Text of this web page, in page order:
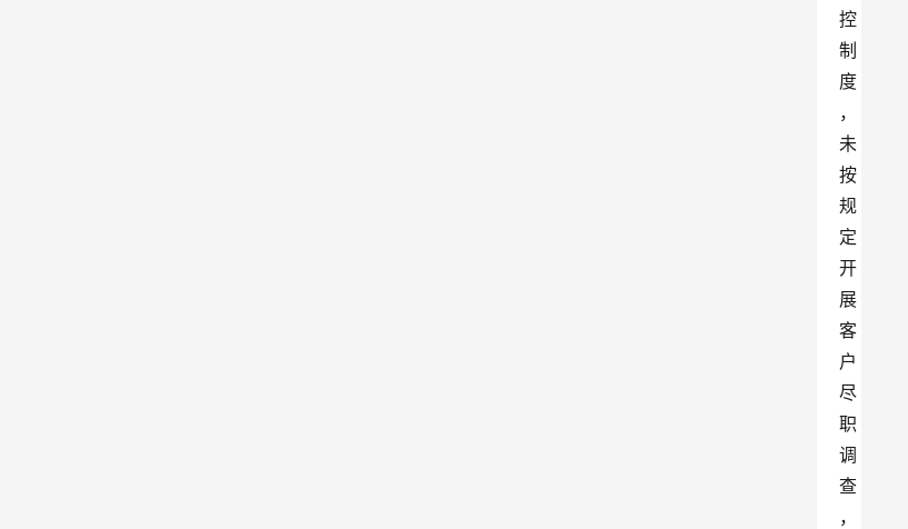
控
制
度
，
未
按
规
定
开
展
客
户
尽
职
调
查
，